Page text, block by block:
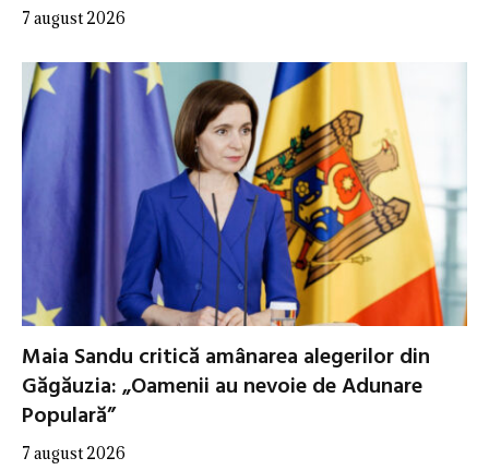
7 august 2026
Maia Sandu critică amânarea alegerilor din
Găgăuzia: „Oamenii au nevoie de Adunare
Populară”
7 august 2026